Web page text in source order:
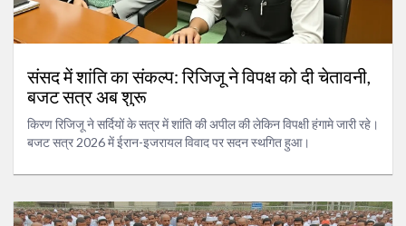
संसद में शांति का संकल्प: रिजिजू ने विपक्ष को दी चेतावनी,
बजट सत्र अब शुरू
किरण रिजिजू ने सर्दियों के सत्र में शांति की अपील की लेकिन विपक्षी हंगामे जारी रहे।
बजट सत्र 2026 में ईरान-इजरायल विवाद पर सदन स्थगित हुआ।